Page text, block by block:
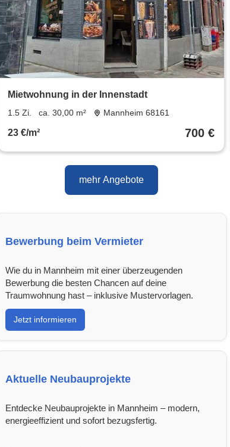
Mietwohnung in der Innenstadt
1.5 Zi. ca. 30,00 m² Mannheim 68161
23 €/m² 700 €
mehr Angebote
Bewerbung beim Vermieter
Wie du in Mannheim mit einer überzeugenden
Bewerbung die besten Chancen auf deine
Traumwohnung hast – inklusive Mustervorlagen.
Jetzt informieren
Aktuelle Neubauprojekte
Entdecke Neubauprojekte in Mannheim – modern,
energieeffizient und sofort bezugsfertig.